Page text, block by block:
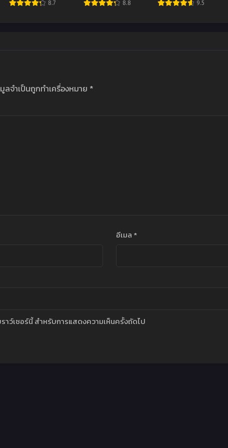
8.7 8.8 9.5
ลจำเป็นถูกทำเครื่องหมาย *
อีเมล *
าว์เซอร์นี้ สำหรับการแสดงความเห็นครั้งถัดไป